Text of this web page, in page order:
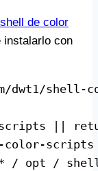
de color
instalarlo con
dwt1/
||
color-
/ opt /